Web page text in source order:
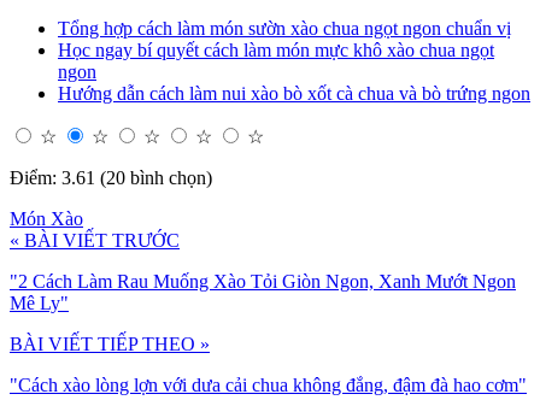
Tổng hợp cách làm món sườn xào chua ngọt ngon chuẩn vị
Học ngay bí quyết cách làm món mực khô xào chua ngọt
ngon
Hướng dẫn cách làm nui xào bò xốt cà chua và bò trứng ngon
☆ ☆ ☆ ☆
☆
Điểm: 3.61 (20 bình chọn)
Món Xào
« BÀI VIẾT TRƯỚC
"2 Cách Làm Rau Muống Xào Tỏi Giòn Ngon, Xanh Mướt Ngon
Mê Ly"
BÀI VIẾT TIẾP THEO »
"Cách xào lòng lợn với dưa cải chua không đắng, đậm đà hao cơm"